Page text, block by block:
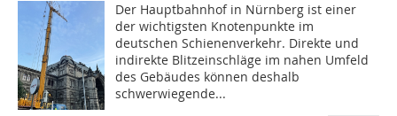
Der Hauptbahnhof in Nürnberg ist einer
der wichtigsten Knotenpunkte im
deutschen Schienenverkehr. Direkte und
indirekte Blitzeinschläge im nahen Umfeld
des Gebäudes können deshalb
schwerwiegende...